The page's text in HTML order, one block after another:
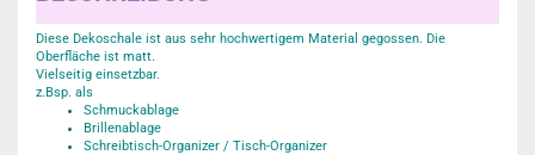
Diese Dekoschale ist aus sehr hochwertigem Material gegossen. Die
Oberfläche ist matt.
Vielseitig einsetzbar.
z.Bsp. als
Schmuckablage
Brillenablage
Schreibtisch-Organizer / Tisch-Organizer